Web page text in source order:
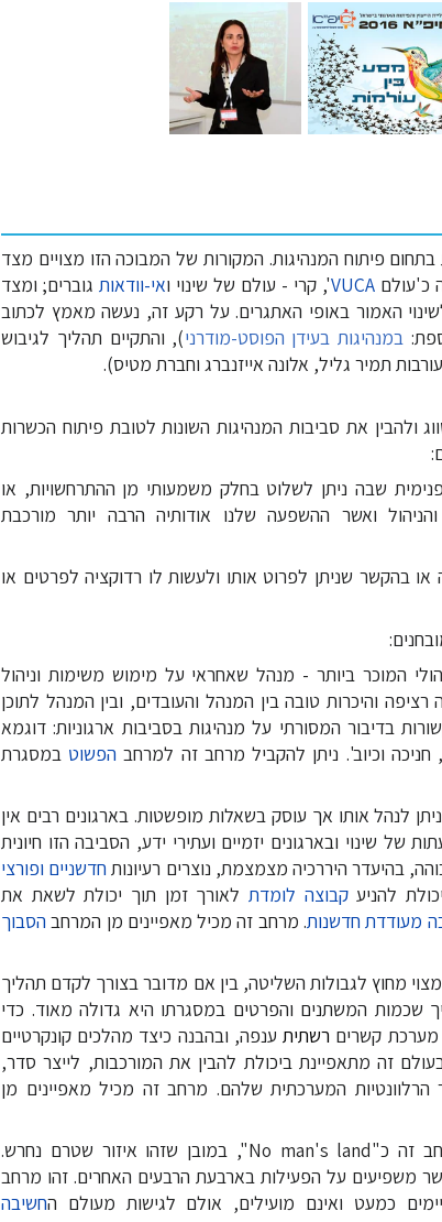
פיתוח המנהיגות. המקורות של המבוכה הזו מצויים מצד
כ'עולם VUCA', קרי - עולם של שינוי ואי-וודאות גוברים; ומצד
האמור באופי האתגרים. על רקע זה, נעשה מאמץ לכתוב
במנהיגות בעידן הפוסט-מודרני), והתקיים תהליך לגיבוש
תמיר גליל, אלונה אייזנברג וחברת מטיס).
ולהבין את סביבות המנהיגות השונות לטובת פיתוח הכשרות
שבה ניתן לשלוט בחלק משמעותי מן ההתרחשויות, או
ואשר ההשפעה שלנו אודותיה הרבה יותר מורכבת
בהקשר שניתן לפרוט אותו ולעשות לו רדוקציה לפרטים או
המוכר ביותר - מנהל שאחראי על מימוש משימות וניהול
והיכרות טובה בין המנהל והעובדים, ובין המנהל לתוכן
בדיבור המסורתי על מנהיגות בסביבות ארגוניות: דוגמא
חניכה וכיוב'. ניתן להקביל מרחב זה למרחב הפשוט במסגרת
לנהל אותו אך עוסק בשאלות מופשטות. בארגונים רבים אין
של שינוי ובארגונים יזמיים ועתירי ידע, הסביבה הזו חיונית
בהיעדר היררכיה מצמצמת, נוצרים רעיונות חדשניים ופורצי
להניעקבוצה לומדת לאורך זמן תוך יכולת לשאת את
מעודדת חדשנות. מרחב זה מכיל מאפיינים מן המרחבהסבוך
מחוץ לגבולות השליטה, בין אם מדובר בצורך לקדם תהליך
שכמות המשתנים והפרטים במסגרתו היא גדולה מאוד. כדי
מערכת קשרים רשתית ענפה, ובהבנה כיצד מהלכים קונקרטיים
זה מתאפיינת ביכולת להבין את המורכבות, לייצר סדר,
הרלוונטיות המערכתית שלהם. מרחב זה מכיל מאפיינים מן
- כינינו מרחב זה כ"No man's land", במובן שזהו איזור שטרם נחרש.
משפיעים על הפעילות בארבעת הרבעים האחרים. זהו מרחב
כמעט ואינם מועילים, אולם לגישות מעולם החשיבה